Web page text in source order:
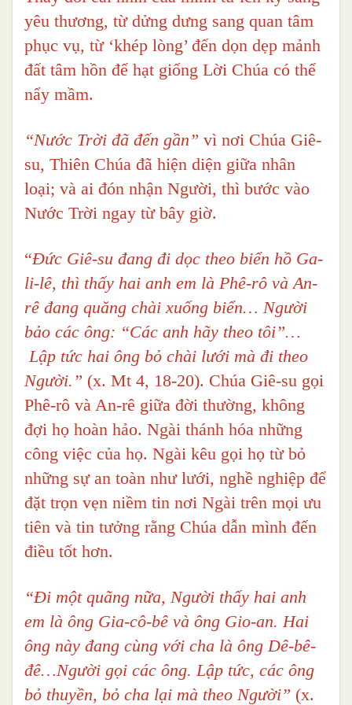
yêu thương, từ dửng dưng sang quan tâm
phục vụ, từ ‘khép lòng’ đến dọn dẹp mảnh
đất tâm hồn để hạt giống Lời Chúa có thể
nẩy mầm.
“Nước Trời đã đến gần” vì nơi Chúa Giê-
su, Thiên Chúa đã hiện diện giữa nhân
loại; và ai đón nhận Người, thì bước vào
Nước Trời ngay từ bây giờ.
“Đức Giê-su đang đi dọc theo biển hồ Ga-
li-lê, thì thấy hai anh em là Phê-rô và An-
rê đang quăng chài xuống biển… Người
bảo các ông: “Các anh hãy theo tôi”…
Lập tức hai ông bỏ chài lưới mà đi theo
Người.” (x. Mt 4, 18-20). Chúa Giê-su gọi
Phê-rô và An-rê giữa đời thường, không
đợi họ hoàn hảo. Ngài thánh hóa những
công việc của họ. Ngài kêu gọi họ từ bỏ
những sự an toàn như lưới, nghề nghiệp để
đặt trọn vẹn niềm tin nơi Ngài trên mọi ưu
tiên và tin tưởng rằng Chúa dẫn mình đến
điều tốt hơn.
“Đi một quãng nữa, Người thấy hai anh
em là ông Gia-cô-bê và ông Gio-an. Hai
ông này đang cùng với cha là ông Dê-bê-
đê…Người gọi các ông. Lập tức, các ông
bỏ thuyền, bỏ cha lại mà theo Người” (x.